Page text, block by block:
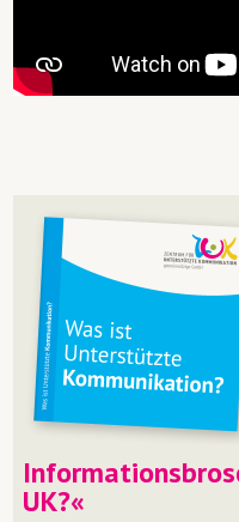
UK-Beratung
UK?«